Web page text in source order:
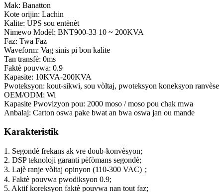
Mak: Banatton
Kote orijin: Lachin
Kalite: UPS sou entènèt
Nimewo Modèl: BNT900-33 10 ~ 200KVA
Faz: Twa Faz
Waveform: Vag sinis pi bon kalite
Tan transfè: 0ms
Faktè pouvwa: 0.9
Kapasite: 10KVA-200KVA
Pwoteksyon: kout-sikwi, sou vòltaj, pwoteksyon koneksyon ranvèse
OEM/ODM: Wi
Kapasite Pwovizyon pou: 2000 moso / moso pou chak mwa
Anbalaj: Carton oswa pake bwat an bwa oswa jan ou mande
Karakteristik
1. Segondè frekans ak vre doub-konvèsyon;
2. DSP teknoloji garanti pèfòmans segondè;
3. Lajè ranje vòltaj opinyon (110-300 VAC)；
4. Faktè pouvwa pwodiksyon 0.9;
5. Aktif koreksyon faktè pouvwa nan tout faz;